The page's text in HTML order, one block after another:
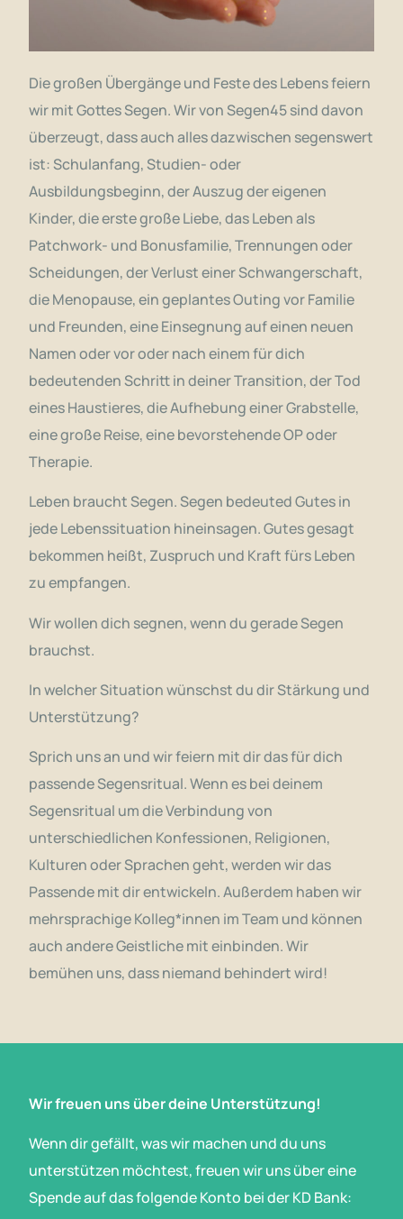
Die großen Übergänge und Feste des Lebens feiern
wir mit Gottes Segen. Wir von Segen45 sind davon
überzeugt, dass auch alles dazwischen segenswert
ist: Schulanfang, Studien- oder
Ausbildungsbeginn, der Auszug der eigenen
Kinder, die erste große Liebe, das Leben als
Patchwork- und Bonusfamilie, Trennungen oder
Scheidungen, der Verlust einer Schwangerschaft,
die Menopause, ein geplantes Outing vor Familie
und Freunden, eine Einsegnung auf einen neuen
Namen oder vor oder nach einem für dich
bedeutenden Schritt in deiner Transition, der Tod
eines Haustieres, die Aufhebung einer Grabstelle,
eine große Reise, eine bevorstehende OP oder
Therapie.
Leben braucht Segen. Segen bedeuted Gutes in
jede Lebenssituation hineinsagen. Gutes gesagt
bekommen heißt, Zuspruch und Kraft fürs Leben
zu empfangen.
Wir wollen dich segnen, wenn du gerade Segen
brauchst.
In welcher Situation wünschst du dir Stärkung und
Unterstützung?
Sprich uns an und wir feiern mit dir das für dich
passende Segensritual. Wenn es bei deinem
Segensritual um die Verbindung von
unterschiedlichen Konfessionen, Religionen,
Kulturen oder Sprachen geht, werden wir das
Passende mit dir entwickeln. Außerdem haben wir
mehrsprachige Kolleg*innen im Team und können
auch andere Geistliche mit einbinden. Wir
bemühen uns, dass niemand behindert wird!
Wir freuen uns über deine Unterstützung!
Wenn dir gefällt, was wir machen und du uns
unterstützen möchtest, freuen wir uns über eine
Spende auf das folgende Konto bei der KD Bank: